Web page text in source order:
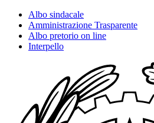
Albo sindacale
Amministrazione Trasparente
Albo pretorio on line
Interpello